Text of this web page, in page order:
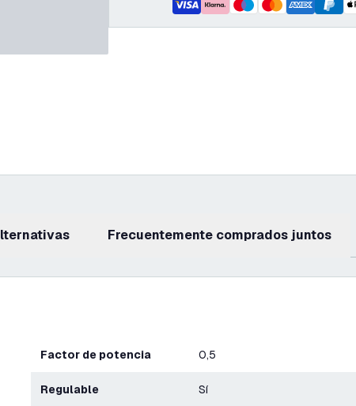
Alternativas Frecuentemente comprados juntos
Factor de potencia 0,5
Regulable Sí